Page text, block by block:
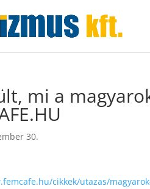
mi a
30.
cikkek/utazas/